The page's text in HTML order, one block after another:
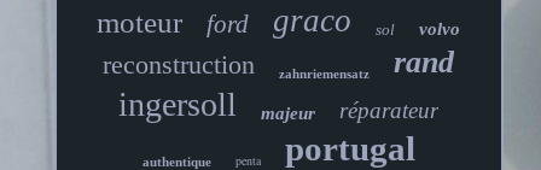
moteur ford graco sol volvo
reconstruction zahnriemensatz rand
ingersoll majeur réparateur
authentique penta portugal